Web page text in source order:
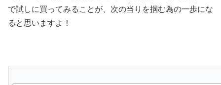
で試しに買ってみることが、次の当りを掴む為の一歩にな
ると思いますよ！